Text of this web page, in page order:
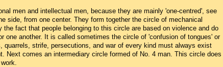
men and intellectual men, because they are mainly 'one-centred', see
side, from one center. They form together the circle of mechanical
fact that people belonging to this circle are based on violence and do
one another. It is called sometimes the circle of 'confusion of tongues' or
quarrels, strife, persecutions, and war of every kind must always exist
Next comes an intermediary circle formed of No. 4 man. This circle does